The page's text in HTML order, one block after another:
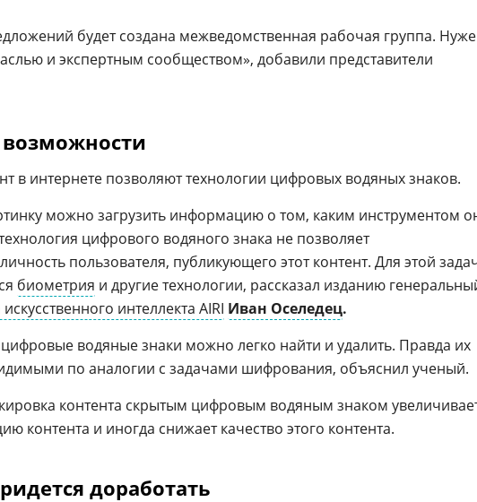
будет создана межведомственная рабочая группа.
и экспертным сообществом», добавили представители
в интернете позволяют технологии цифровых водяных знаков.
можно загрузить информацию о том, каким инструментом
цифрового водяного знака не позволяет
пользователя, публикующего этот контент. Для этой
биометрия и другие технологии, рассказал изданию
интеллекта AIRI Иван Оселедец.
водяные знаки можно легко найти и удалить. Правда их
по аналогии с задачами шифрования, объяснил ученый.
контента скрытым цифровым водяным знаком
контента и иногда снижает качество этого контента.
доработать